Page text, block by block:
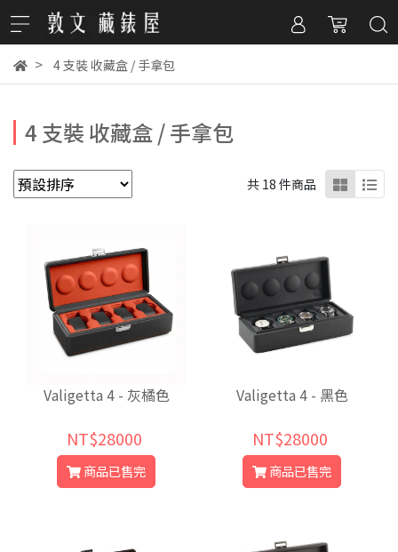
4 支裝 收藏盒 / 手拿包
4 支裝 收藏盒 / 手拿包
共 18 件商品
Valigetta 4 - 灰橘色
NT$28000
商品已售完
Valigetta 4 - 黑色
NT$28000
商品已售完